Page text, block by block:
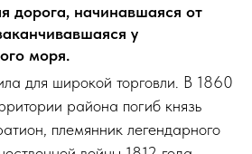
дорога, начинавшаяся от
у
моря.
для широкой торговли. В 1860
района погиб князь
племянник легендарного